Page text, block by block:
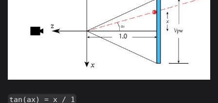
tan(ax) = x / 1